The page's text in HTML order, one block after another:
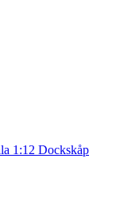
1:12 Dockskåp